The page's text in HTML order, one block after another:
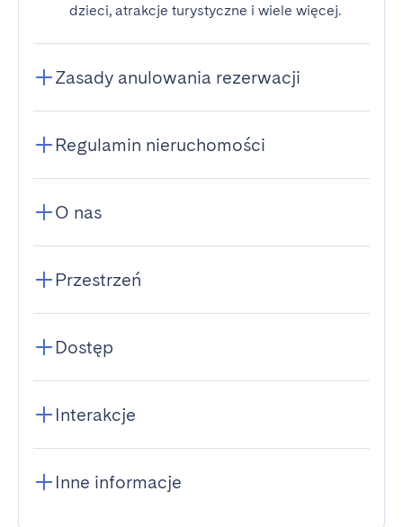
dzieci, atrakcje turystyczne i wiele więcej.
Zasady anulowania rezerwacji
Regulamin nieruchomości
O nas
Przestrzeń
Dostęp
Interakcje
Inne informacje